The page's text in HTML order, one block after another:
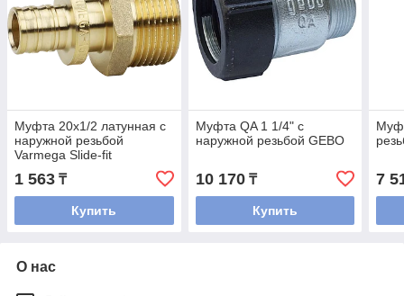
Муфта 20x1/2 латунная с
наружной резьбой
Varmega Slide-fit
1 563 ₸
Купить
Муфта QA 1 1/4" с
наружной резьбой GEBO
10 170₸
Купить
7
О нас